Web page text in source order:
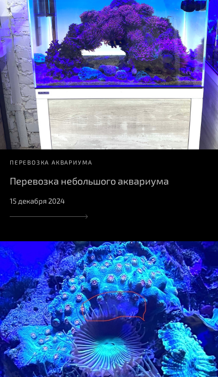
ПЕРЕВОЗКА АКВАРИУМА
Перевозка небольшого аквариума
15 декабря 2024